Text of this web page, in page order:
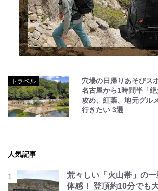
トラベル
穴場の日帰りあそびス
名古屋から1時間半「
攻め、紅葉、地元グル
行きたい 3選
人気記事
荒々しい「火山帯」の
体感！ 登頂約10分でも